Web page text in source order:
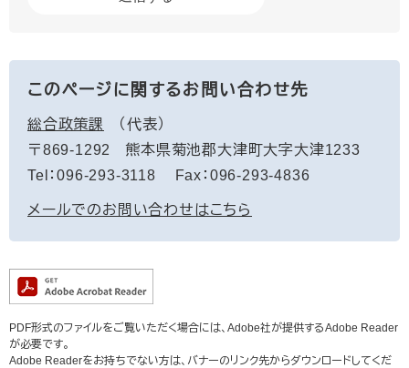
このページに関するお問い合わせ先
総合政策課
代表
〒869-1292
熊本県菊池郡大津町大字大津1233
Tel：096-293-3118
Fax：096-293-4836
メールでのお問い合わせはこちら
PDF形式のファイルをご覧いただく場合には、Adobe社が提供するAdobe Reader
が必要です。
Adobe Readerをお持ちでない方は、バナーのリンク先からダウンロードしてくだ